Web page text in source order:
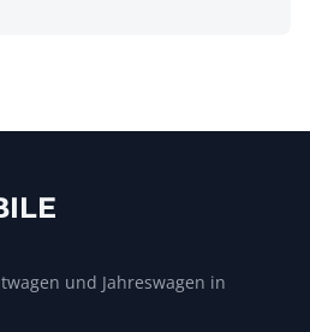
und Jahreswagen in